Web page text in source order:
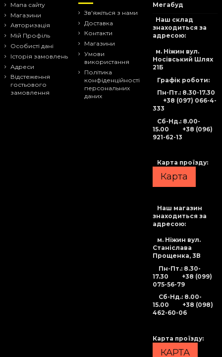
Мапа сайту
Магазини
Авторизація
Мій Профіль
Особисті дані
Історія замовлень
Адреси
Відстеження
гостьового
замовлення
Зв'яжіться з нами
Доставка
Контакти
Магазини
Умови
використання
Політика
конфіденційності
персональних
даних
Мегабуд
Наш склад
знаходиться за
адресою:
м. Ніжин вул.
Носівський Шлях
21Б
Графік роботи:
Пн-Пт.: 8.30-17.30
+38 (097) 066-4-
333
Сб-Нд.: 8.00-
15.00 +38 (096)
921-62-13
Карта проїзду:
Карта
Наш магазин
знаходиться за
адресою:
м. Ніжин вул.
Станіслава
Прощенка, 3В
Пн-Пт.: 8.30-
17.30 +38 (099)
075-56-79
Сб-Нд.: 8.00-
15.00 +38 (098)
462-60-06
Карта проїзду:
КАРТА